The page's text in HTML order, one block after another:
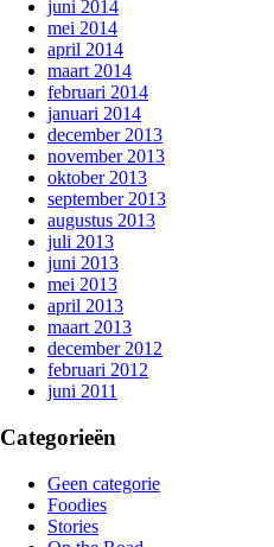
juni 2014
mei 2014
april 2014
maart 2014
februari 2014
januari 2014
december 2013
november 2013
oktober 2013
september 2013
augustus 2013
juli 2013
juni 2013
mei 2013
april 2013
maart 2013
december 2012
februari 2012
juni 2011
Categorieën
Geen categorie
Foodies
Stories